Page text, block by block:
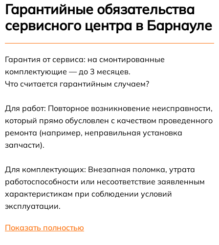
Гарантийные обязательства
сервисного центра в Барнауле
Гарантия от сервиса: на смонтированные
комплектующие — до 3 месяцев.
Что считается гарантийным случаем?
Для работ: Повторное возникновение неисправности,
который прямо обусловлен с качеством проведенного
ремонта (например, неправильная установка
запчасти).
Для комплектующих: Внезапная поломка, утрата
работоспособности или несоответствие заявленным
характеристикам при соблюдении условий
эксплуатации.
Показать полностью